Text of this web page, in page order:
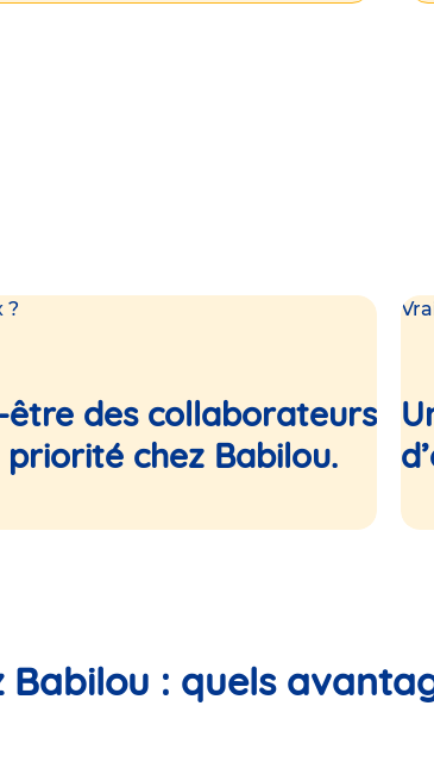
?
être des collaborateurs
priorité chez Babilou.
l’humain au cœur de notre projet.
qualité de vie au travail, formations, et
d’évolution sont au cœur de notre
Babilou : quels